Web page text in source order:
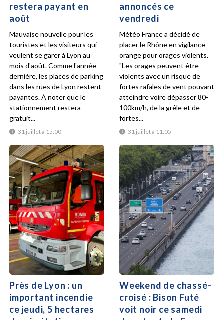
restera payant en
août
31 juillet à 15:00
Mauvaise nouvelle pour les
touristes et les visiteurs qui
veulent se garer à Lyon au
mois d'août. Comme l'année
dernière, les places de parking
dans les rues de Lyon restent
payantes. À noter que le
stationnement restera
gratuit...
annoncés ce
vendredi
31 juillet à 11:05
Météo France a décidé de
placer le Rhône en vigilance
orange pour orages violents.
"Les orages peuvent être
violents avec un risque de
fortes rafales de vent pouvant
atteindre voire dépasser 80-
100km/h, de la grêle et de
fortes...
Près de Lyon : un
important incendie
ce jeudi, 5 hectares
Weekend de chassé-
croisé : Bison Futé
voit noir ce samedi